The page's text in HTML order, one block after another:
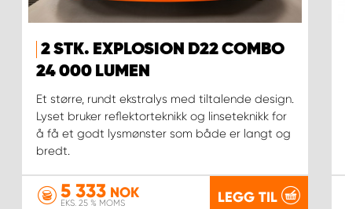
2 STK. EXPLOSION D22 COMBO
24 000 LUMEN
Et større, rundt ekstralys med tiltalende design.
Lyset bruker reflektorteknikk og linseteknikk for
å få et godt lysmønster som både er langt og
bredt.
5 333NOK
EKS. 25 % MOMS LEGG TIL